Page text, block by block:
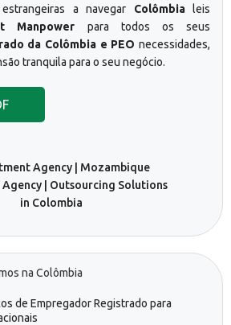
a navegar Colômbialeis
Manpower para todos os seus
da Colômbia e PEO necessidades,
tranquila para o seu negócio.
na Colômbia
de Empregador Registrado para